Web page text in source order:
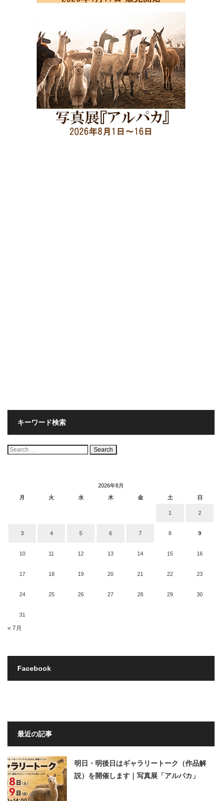
キーワード検索
検
索:
2026年8月
月
火 水 木 金 土 日
1 2
3 4 5 6 7 8 9
10 11 12 13 14 15 16
17 18 19 20 21 22 23
24 25 26 27 28 29 30
31
« 7月
Facebook
最近の記事
明日・明後日はギャラリートーク（作品解
説）を開催します｜写真展「アルパカ」